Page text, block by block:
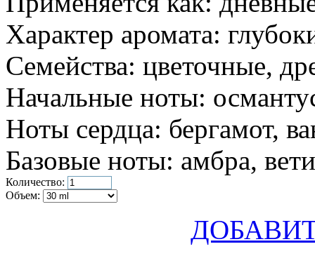
Характер аромата:
Семейства: цветочные,
Начальные ноты:
Ноты сердца: бергамот,
Базовые ноты: амбра,
Количество:
Объем: